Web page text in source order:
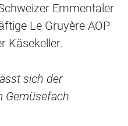
Emmentaler
Le Gruyère AOP
Käsekeller.
sich der
Gemüsefach